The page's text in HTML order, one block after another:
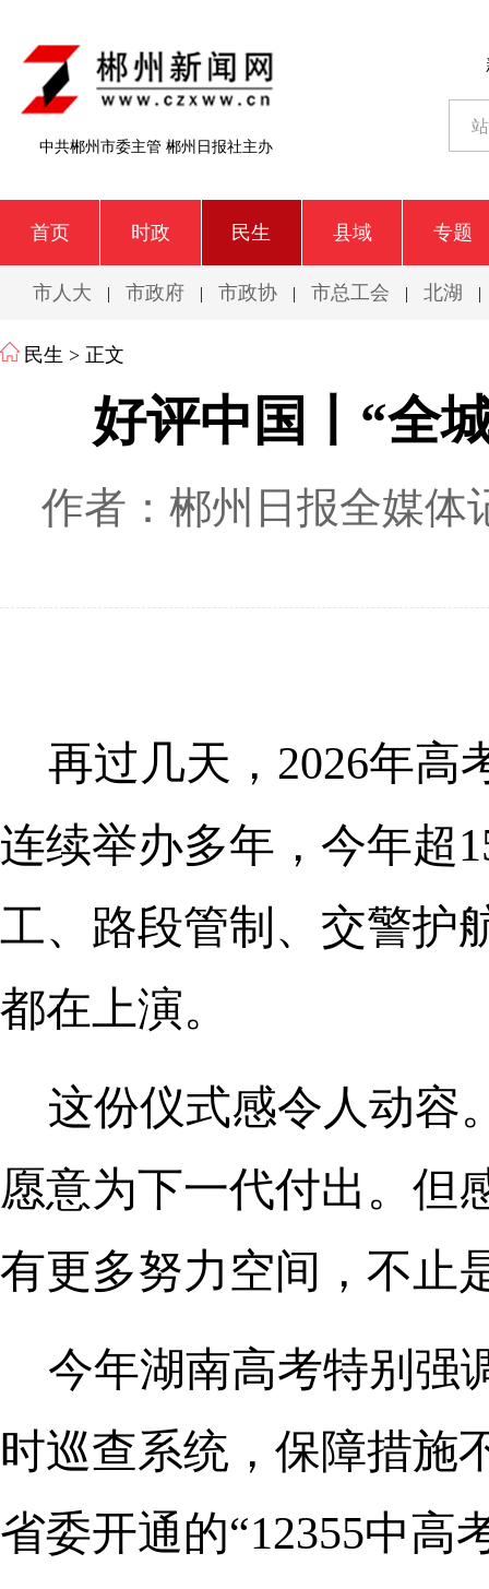
中共郴州市委主管 郴州日报社主办
首页 时政 民生 县域 专题
市人大 | 市政府 | 市政协 | 市总工会 | 北湖 |
民生 > 正文
好评中国丨“全
作者：郴州日报全媒体
再过几天，2026年高
连续举办多年，今年超
工、路段管制、交警
都在上演。
这份仪式感令人动容
愿意为下一代付出。但
有更多努力空间，不止
今年湖南高考特别强
时巡查系统，保障措施
省委开通的“12355中高